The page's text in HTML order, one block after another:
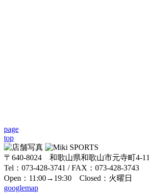
page
top
〒640-8024 和歌山県和歌山市元寺町4-11
Tel：073-428-3741 / FAX：073-428-3743
Open：11:00→19:30 Closed：火曜日
googlemap